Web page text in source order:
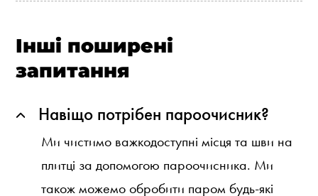
Інші поширені
запитання
Навіщо потрібен пароочисник?
Ми чистимо важкодоступні місця та шви на
плитці за допомогою пароочисника. Ми
також можемо обробити паром будь-які